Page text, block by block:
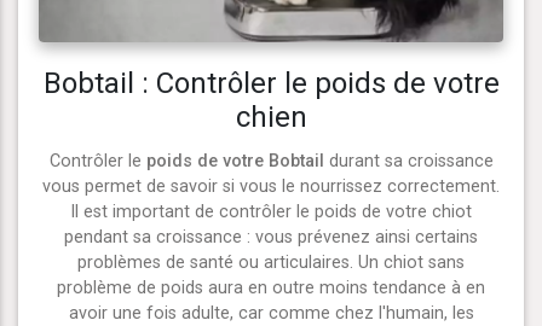
Bobtail : Contrôler le poids de votre
chien
Contrôler le poids de votre Bobtail durant sa croissance
vous permet de savoir si vous le nourrissez correctement.
Il est important de contrôler le poids de votre chiot
pendant sa croissance : vous prévenez ainsi certains
problèmes de santé ou articulaires. Un chiot sans
problème de poids aura en outre moins tendance à en
avoir une fois adulte, car comme chez l'humain, les